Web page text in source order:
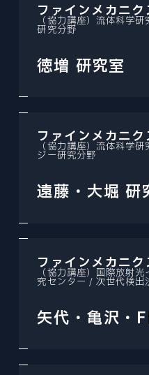
ファインメカニク
（協力講座）流体科学
研究分野
徳増 研究室
ファインメカニク
（協力講座）流体科学
ジー研究分野
遠藤・大堀 研
ファインメカニク
（協力講座）国際放射
究センター / 次世代検出
矢代・亀沢・